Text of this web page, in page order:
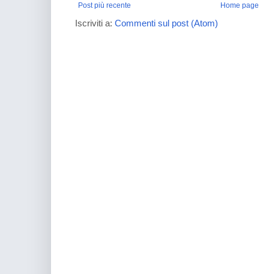
Post più recente Home page
Iscriviti a: Commenti sul post (Atom)